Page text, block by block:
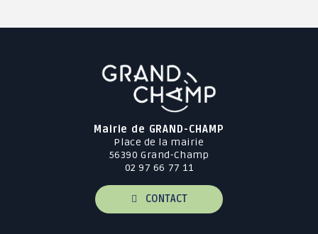
Mairie de GRAND-CHAMP
Place de la mairie
56390 Grand-Champ
02 97 66 77 11
CONTACT